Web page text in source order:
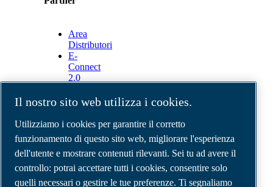
Area
Distributori
E-
Connect
2.0
Portal
Media
Gallery
©2026 Compressori d'aria ABAC
Note legali e privacy
Modulo resi
Il nostro sito web utilizza i cookies.
Utilizziamo i cookies per garantire il corretto
funzionamento di questo sito web, migliorare l'esperienza
dell'utente e mostrare contenuti rilevanti. Sei tu ad avere il
controllo: potrai accettare tutti i cookies, consentire solo
quelli necessari o gestire le tue preferenze. Ti segnaliamo